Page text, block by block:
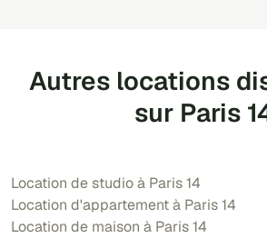
Autres locations
sur Paris
Location de studio à Paris 14
Location d'appartement à Paris 14
Location de maison à Paris 14